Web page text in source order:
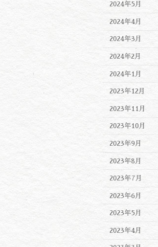
2024年5月
2024年4月
2024年3月
2024年2月
2024年1月
2023年12月
2023年11月
2023年10月
2023年9月
2023年8月
2023年7月
2023年6月
2023年5月
2023年4月